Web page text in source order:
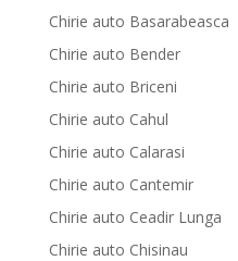
Chirie auto Basarabeasca
Chirie auto Bender
Chirie auto Briceni
Chirie auto Cahul
Chirie auto Calarasi
Chirie auto Cantemir
Chirie auto Ceadir Lunga
Chirie auto Chisinau